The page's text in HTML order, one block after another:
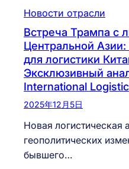
Новости отрасли
Встреча Трампа с
Центральной
для логистики
Эксклюзивный
International
2025年12月5日
Новая логистическая
геополитических
бывшего…